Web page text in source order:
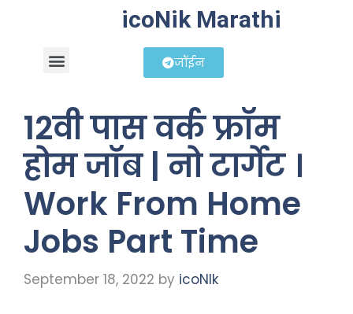
icoNik Marathi
जॉईन
12वी पास वर्क फ्रॉम
होम जॉब | नो टार्गेट ।
Work From Home
Jobs Part Time
September 18, 2022 by icoNIk